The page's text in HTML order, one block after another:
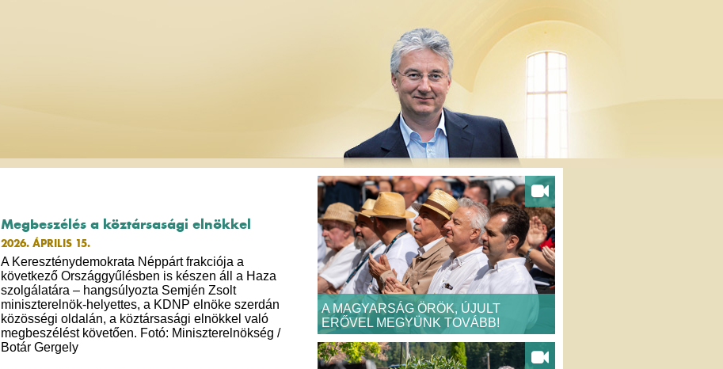
Megbeszélés a köztársasági elnökkel
2026. ÁPRILIS 15.
A Kereszténydemokrata Néppárt frakciója a
következő Országgyűlésben is készen áll a Haza
szolgálatára – hangsúlyozta Semjén Zsolt
miniszterelnök-helyettes, a KDNP elnöke szerdán
közösségi oldalán, a köztársasági elnökkel való
megbeszélést követően. Fotó: Miniszterelnökség /
Botár Gergely
A MAGYARSÁG ÖRÖK, ÚJULT
ERŐVEL MEGYÜNK TOVÁBB!